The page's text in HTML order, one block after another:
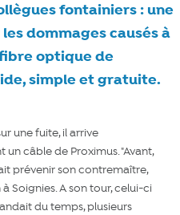
fontainiers : une
dommages causés à
optique de
simple et gratuite.
une fuite, il arrive
câble de Proximus. "Avant,
prévenir son contremaître,
Soignies. A son tour, celui-ci
du temps, plusieurs